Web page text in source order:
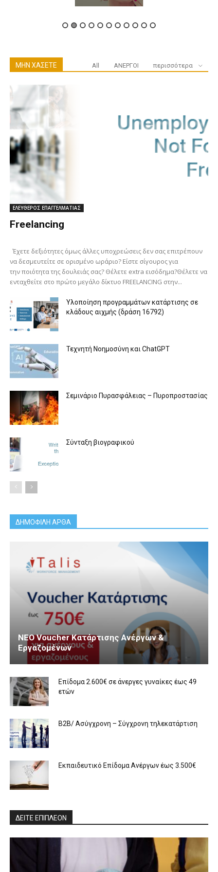
ΜΗΝ ΧΑΣΕΤΕ All ΑΝΕΡΓΟΙ περισσότερα
ΕΛΕΥΘΕΡΟΣ ΕΠΑΓΓΕΛΜΑΤΙΑΣ
Freelancing
Έχετε δεξιότητες όμως άλλες υποχρεώσεις δεν σας επιτρέπουν
να δεσμευτείτε σε ορισμένο ωράριο? Είστε σίγουρος για
την ποιότητα της δουλειάς σας? Θέλετε extra εισόδημα?Θέλετε να
ενταχθείτε στο πρώτο μεγάλο δίκτυο FREELANCING στην...
Υλοποίηση προγραμμάτων κατάρτισης σε
κλάδους αιχμής (δράση 16792)
Τεχνητή Νοημοσύνη και ChatGPT
Σεμινάριο Πυρασφάλειας – Πυροπροστασίας
Σύνταξη βιογραφικού
ΔΗΜΟΦΙΛΗ ΑΡΘΑ
ΝΕΟ Voucher Κατάρτισης Ανέργων &
Εργαζομένων
Επίδομα 2.600€ σε άνεργες γυναίκες έως 49
ετών
B2B/ Ασύγχρονη – Σύγχρονη τηλεκατάρτιση
Εκπαιδευτικό Επίδομα Ανέργων έως 3.500€
ΔΕΙΤΕ ΕΠΙΠΛΕΟΝ